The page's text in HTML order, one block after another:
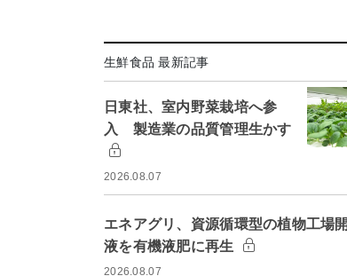
生鮮食品 最新記事
日東社、室内野菜栽培へ参
入 製造業の品質管理生かす
2026.08.07
エネアグリ、資源循環型の植物工
液を有機液肥に再生
2026.08.07